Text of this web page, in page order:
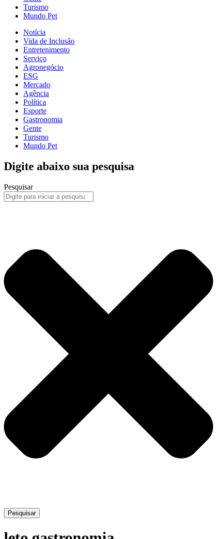
Turismo
Mundo Pet
Notícia
Vida de Inclusão
Entretenimento
Serviço
Agronegócio
ESG
Mercado
Agência
Política
Esporte
Gastronomia
Gente
Turismo
Mundo Pet
Digite abaixo sua pesquisa
Pesquisar
Pesquisar